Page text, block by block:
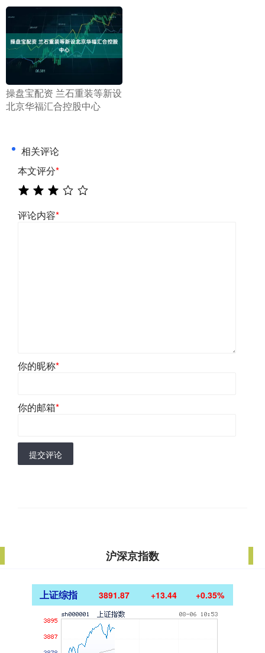
​操盘宝配资 兰石重装等新设
北京华福汇合控股中心
相关评论
本文评分*
评论内容*
你的昵称*
你的邮箱*
提交评论
沪深京指数
上证综指 3891.87 +13.44 +0.35%